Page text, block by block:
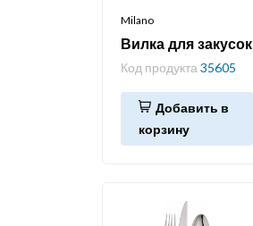
Milano
Вилка для закусок
Код продукта35605
Добавить в
корзину